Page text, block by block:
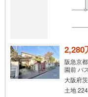
2,280
阪急京
園前 バ
大阪府
土地